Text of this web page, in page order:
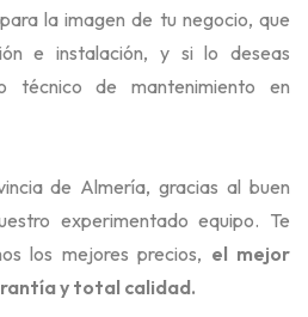
la imagen de tu negocio, que
e instalación, y si lo deseas
técnico de mantenimiento en
de Almería, gracias al buen
experimentado equipo. Te
los mejores precios, el mejor
y total calidad.